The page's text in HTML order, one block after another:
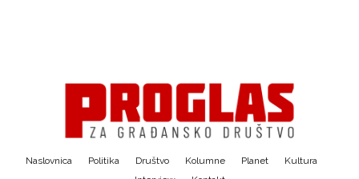
Naslovnica Politika Društvo Kolumne Planet
Kultura